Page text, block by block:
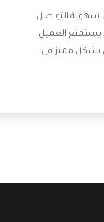
سهولة التواصل
يستمتع العميل
بشكل مميز فى
تنفرد الشركة بها